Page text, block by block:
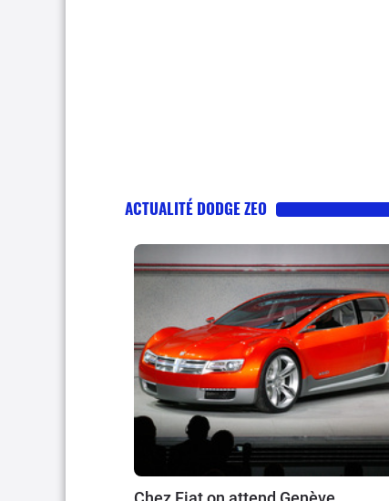
ACTUALITÉ DODGE ZEO